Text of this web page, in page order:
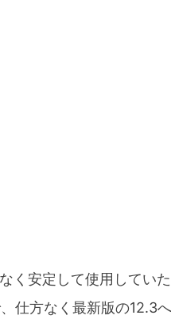
く安定して使用してい
仕方なく最新版の12.3